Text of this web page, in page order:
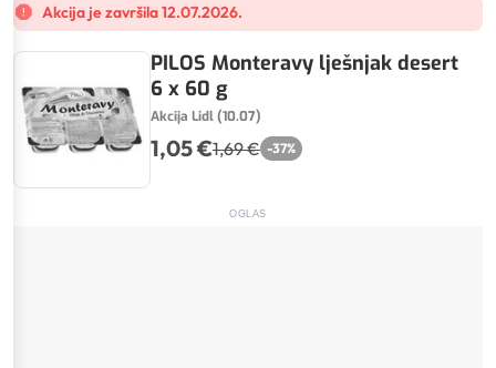
Akcija je završila 12.07.2026.
PILOS Monteravy lješnjak desert
6 x 60 g
Akcija Lidl (10.07)
1,05 €1,69 € -37%
OGLAS